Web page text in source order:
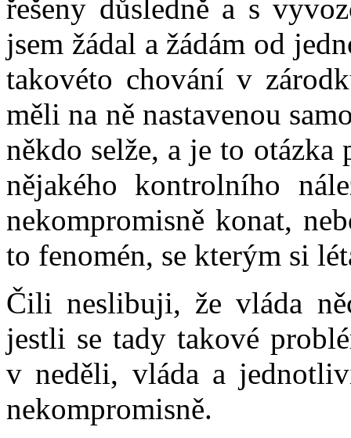
řešeny důsledně a s
jsem žádal a žádám od
takovéto chování v
měli na ně nastavenou
někdo selže, a je to
nějakého kontrolního
nekompromisně konat,
to fenomén, se kterým si
Čili neslibuji, že vláda
jestli se tady takové
v neděli, vláda a
nekompromisně.